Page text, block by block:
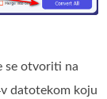
se otvoriti na
datotekom koju